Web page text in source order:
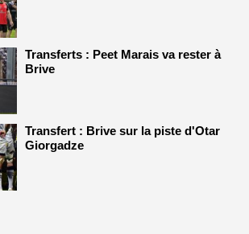
Transferts : Peet Marais va rester à
Brive
Transfert : Brive sur la piste d'Otar
Giorgadze